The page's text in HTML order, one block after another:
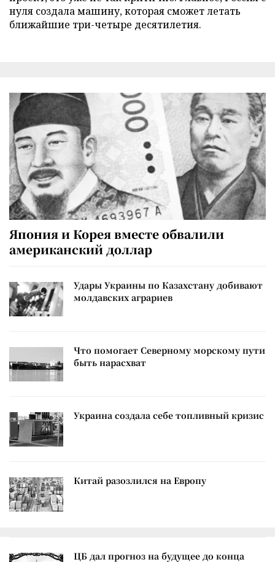
нуля создала машину, которая сможет летать
ближайшие три-четыре десятилетия.
Япония и Корея вместе обвалили
американский доллар
Удары Украины по Казахстану добивают
молдавских аграриев
Что помогает Северному морскому пути
быть нарасхват
Украина создала себе топливный кризис
Китай разозлился на Европу
ЦБ дал прогноз на будущее до конца